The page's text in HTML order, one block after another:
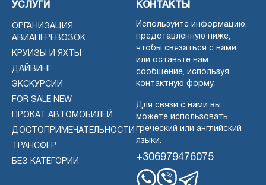
УСЛУГИ
ОРГАНИЗАЦИЯ
АВИАПЕРЕВОЗОК
КРУИЗЫ И ЯХТЫ
ДАЙВИНГ
ЭКСКУРСИИ
FOR SALE NEW
ПРОКАТ АВТОМОБИЛЕЙ
ДОСТОПРИМЕЧАТЕЛЬНОСТИ
ТРАНСФЕР
БЕЗ КАТЕГОРИИ
КОНТАКТЫ
Используйте информацию,
представленную ниже,
чтобы связаться с нами,
или оставьте нам
сообщение, используя
контактную форму.
Для связи с нами вы
можете использовать
греческий или английский
языки.
+306979476075